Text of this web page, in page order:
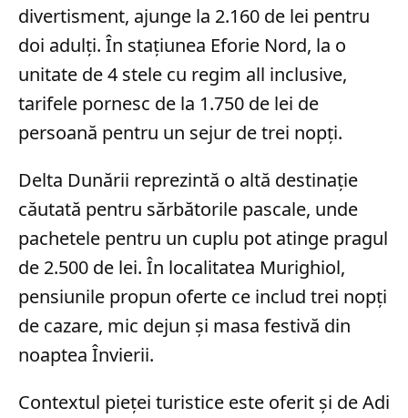
divertisment, ajunge la 2.160 de lei pentru
doi adulți. În stațiunea Eforie Nord, la o
unitate de 4 stele cu regim all inclusive,
tarifele pornesc de la 1.750 de lei de
persoană pentru un sejur de trei nopți.
Delta Dunării reprezintă o altă destinație
căutată pentru sărbătorile pascale, unde
pachetele pentru un cuplu pot atinge pragul
de 2.500 de lei. În localitatea Murighiol,
pensiunile propun oferte ce includ trei nopți
de cazare, mic dejun și masa festivă din
noaptea Învierii.
Contextul pieței turistice este oferit și de Adi